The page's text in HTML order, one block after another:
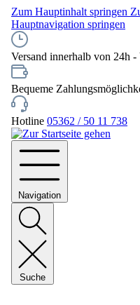
Zum Hauptinhalt springen
Hauptnavigation springen
Versand innerhalb von 24h
Bequeme
Hotline 05362 / 50 11 738
Navigation
Suche